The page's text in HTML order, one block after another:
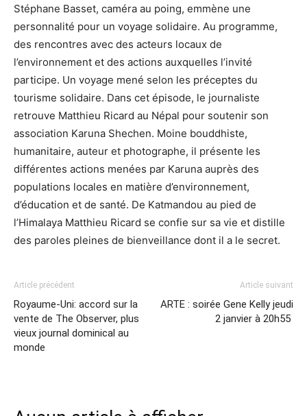
Stéphane Basset, caméra au poing, emmène une
personnalité pour un voyage solidaire. Au programme,
des rencontres avec des acteurs locaux de
l’environnement et des actions auxquelles l’invité
participe. Un voyage mené selon les préceptes du
tourisme solidaire. Dans cet épisode, le journaliste
retrouve Matthieu Ricard au Népal pour soutenir son
association Karuna Shechen. Moine bouddhiste,
humanitaire, auteur et photographe, il présente les
différentes actions menées par Karuna auprès des
populations locales en matière d’environnement,
d’éducation et de santé. De Katmandou au pied de
l’Himalaya Matthieu Ricard se confie sur sa vie et distille
des paroles pleines de bienveillance dont il a le secret.
Article précédent
Royaume-Uni: accord sur la
vente de The Observer, plus
vieux journal dominical au
monde
Article suivant
ARTE : soirée Gene Kelly jeudi
2 janvier à 20h55